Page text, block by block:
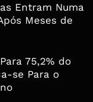
Entram Numa
Meses de
75,2% do
se Para o